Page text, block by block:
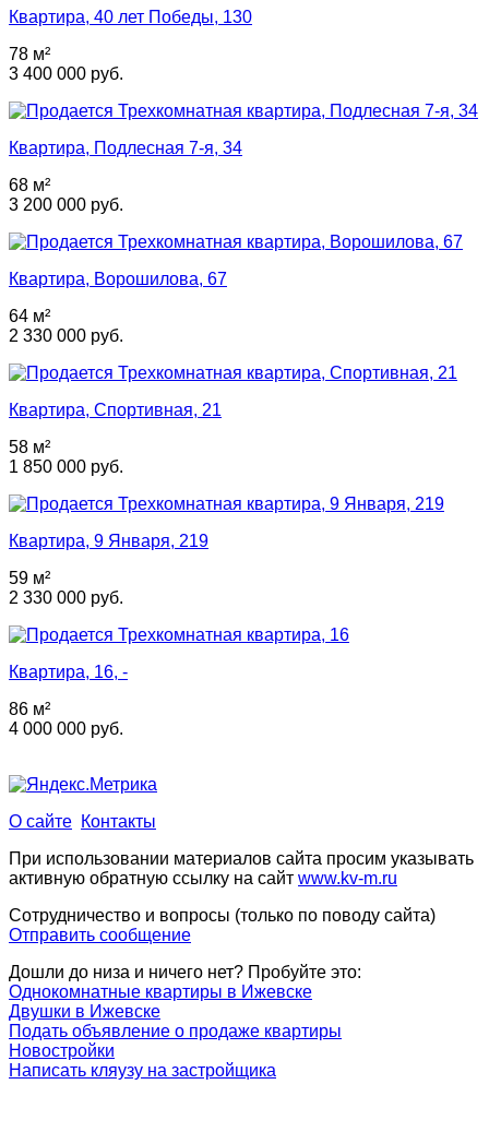
Квартира, 40 лет Победы, 130
78 м²
3 400 000 руб.
Квартира, Подлесная 7-я, 34
68 м²
3 200 000 руб.
Квартира, Ворошилова, 67
64 м²
2 330 000 руб.
Квартира, Спортивная, 21
58 м²
1 850 000 руб.
Квартира, 9 Января, 219
59 м²
2 330 000 руб.
Квартира, 16, -
86 м²
4 000 000 руб.
О сайте Контакты
При использовании материалов сайта просим указывать
активную обратную ссылку на сайт www.kv-m.ru
Сотрудничество и вопросы (только по поводу сайта)
Отправить сообщение
Дошли до низа и ничего нет? Пробуйте это:
Однокомнатные квартиры в Ижевске
Двушки в Ижевске
Подать объявление о продаже квартиры
Новостройки
Написать кляузу на застройщика